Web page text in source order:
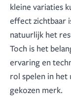
kleine variaties
effect zichtbaar
natuurlijk het
Toch is het
ervaring en
rol spelen in
gekozen merk.